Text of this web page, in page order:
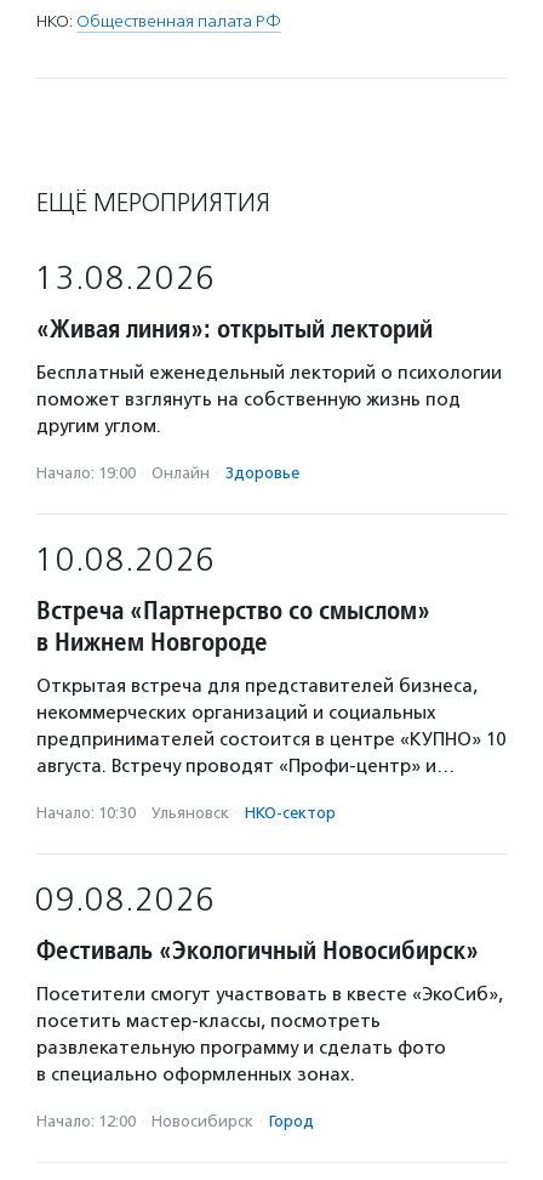
НКО: Общественная палата РФ
ЕЩЁ МЕРОПРИЯТИЯ
13.08.2026
«Живая линия»: открытый лекторий
Бесплатный еженедельный лекторий о психологии
поможет взглянуть на собственную жизнь под
другим углом.
Начало: 19:00 · Онлайн · Здоровье
10.08.2026
Встреча «Партнерство со смыслом»
в Нижнем Новгороде
Открытая встреча для представителей бизнеса,
некоммерческих организаций и социальных
предпринимателей состоится в центре «КУПНО» 10
августа. Встречу проводят «Профи-центр» и…
Начало: 10:30 · Ульяновск · НКО-сектор
09.08.2026
Фестиваль «Экологичный Новосибирск»
Посетители смогут участвовать в квесте «ЭкоСиб»,
посетить мастер-классы, посмотреть
развлекательную программу и сделать фото
в специально оформленных зонах.
Начало: 12:00 · Новосибирск · Город